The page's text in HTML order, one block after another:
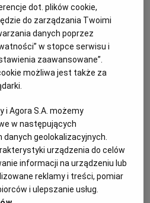
PŁOCK
DZIECKO
dot. plików cookie,
do zarządzania Twoimi
danych poprzez
w stopce serwisu i
zaawansowane”.
możliwa jest także za
i Agora S.A. możemy
w następujących
danych geolokalizacyjnych.
urządzenia do celów
informacji na urządzeniu lub
reklamy i treści, pomiar
i ulepszanie usług.